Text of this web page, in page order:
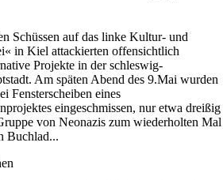
Schüssen auf das linke Kultur- und
in Kiel attackierten offensichtlich
Projekte in der schleswig-
Am späten Abend des 9.Mai wurden
Fensterscheiben eines
eingeschmissen, nur etwa dreißig
von Neonazis zum wiederholten Mal
Buchlad...